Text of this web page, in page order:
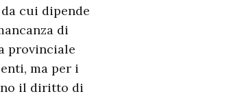
cui dipende
di
provinciale
ma per i
il diritto di